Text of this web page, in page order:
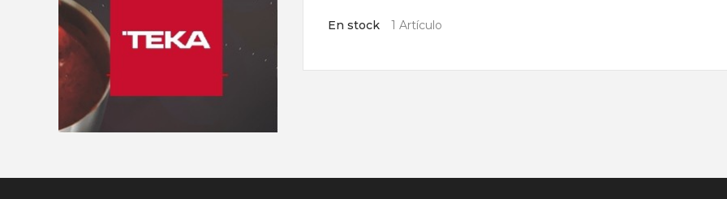
En stock 1 Artículo